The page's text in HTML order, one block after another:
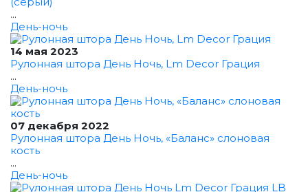
...
День-ночь
14 мая 2023
Рулонная штора День Ночь, Lm Decor Грация
...
День-ночь
07 декабря 2022
Рулонная штора День Ночь, «Баланс» слоновая
кость
...
День-ночь